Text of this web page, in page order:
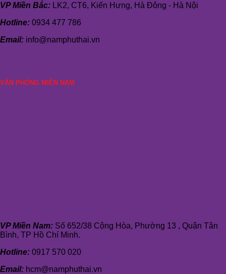
VP Miền Bắc: LK2, CT6, Kiến Hưng, Hà Đông - Hà Nội
Hotline: 0934 477 786
Email: info@namphuthai.vn
VĂN PHÒNG MIỀN NAM
VP Miền Nam: Số 652/38 Cộng Hòa, Phường 13 , Quận Tân
Bình, TP Hồ Chí Minh.
Hotline: 0917 570 020
Email: hcm@namphuthai.vn